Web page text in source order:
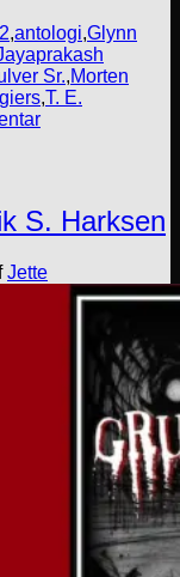
,antologi,Glynn
Sr.,Morten
,T. E.
S. Harksen
Jette